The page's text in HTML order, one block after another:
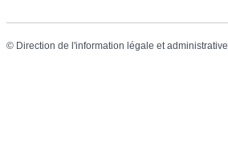
© Direction de l'information légale et administrative